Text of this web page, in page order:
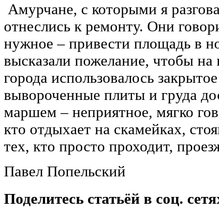
Амурчане, с которыми я
отнеслись к ремонту. Они
нужное – привести площадь в
высказали пожелание, чтобы на
города использовалось
вывороченные плиты и груда
маршем – неприятное, мягко
кто отдыхает на скамейках,
тех, кто просто проходит,
Павел Попельский
Поделитесь статьёй в соц.